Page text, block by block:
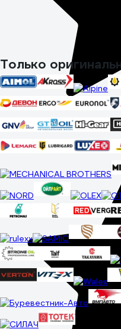
Только